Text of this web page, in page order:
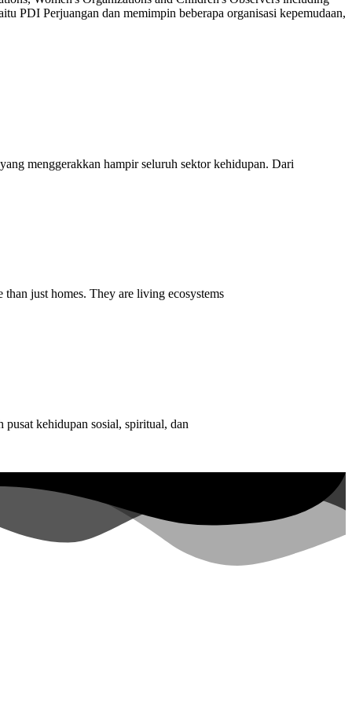
PDI Perjuangan dan memimpin beberapa organisasi kepemudaan,
menggerakkan hampir seluruh sektor kehidupan. Dari
just homes. They are living ecosystems
kehidupan sosial, spiritual, dan